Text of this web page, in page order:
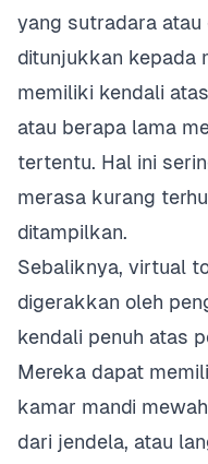
yang sutradara
ditunjukkan kepada
memiliki kendali
atau berapa lama
tertentu. Hal ini
merasa kurang
ditampilkan.
Sebaliknya, virtual
digerakkan oleh
kendali penuh atas
Mereka dapat
kamar mandi
dari jendela, atau